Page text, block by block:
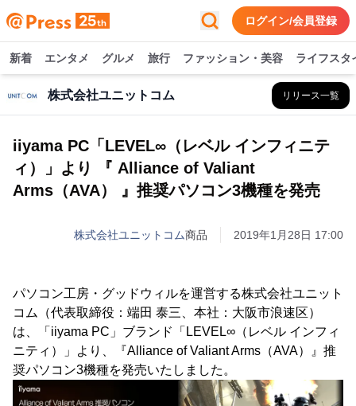
ログイン/会員登録
新着 エンタメ グルメ 旅行 ファッション・美容 ライフスタ
株式会社ユニットコム リリース一覧
iiyama PC「LEVEL∞（レベル インフィニテ
ィ）」より 『 Alliance of Valiant
Arms（AVA） 』推奨パソコン3機種を発売
株式会社ユニットコム商品 2019年1月28日 17:00
パソコン工房・グッドウィルを運営する株式会社ユニット
コム（代表取締役：端田 泰三、本社：大阪市浪速区）
は、「iiyama PC」ブランド「LEVEL∞（レベル インフィ
ニティ）」より、『Alliance of Valiant Arms（AVA）』推
奨パソコン3機種を発売いたしました。